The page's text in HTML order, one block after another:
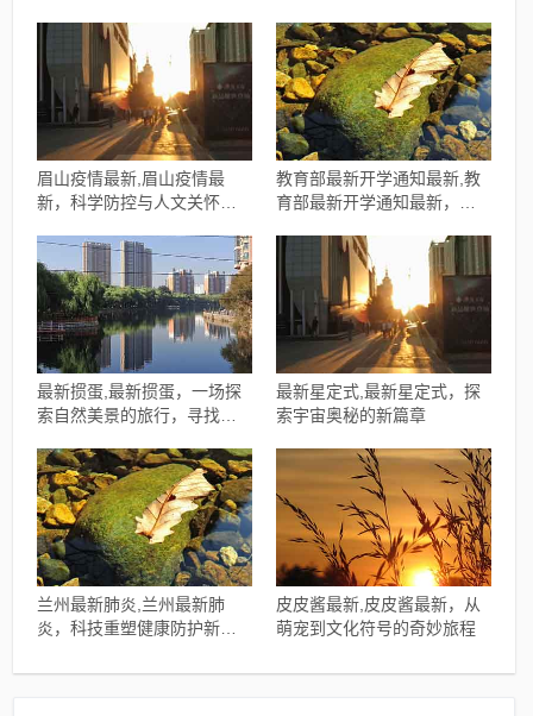
眉山疫情最新,眉山疫情最
新，科学防控与人文关怀的
教育部最新开学通知最新,教
育部最新开学通知最新，开
成就
最新掼蛋,最新掼蛋，一场探
索自然美景的旅行，寻找内
最新星定式,最新星定式，探
索宇宙奥秘的新篇章
兰州最新肺炎,兰州最新肺
炎，科技重塑健康防护新纪
皮皮酱最新,皮皮酱最新，从
萌宠到文化符号的奇妙旅程